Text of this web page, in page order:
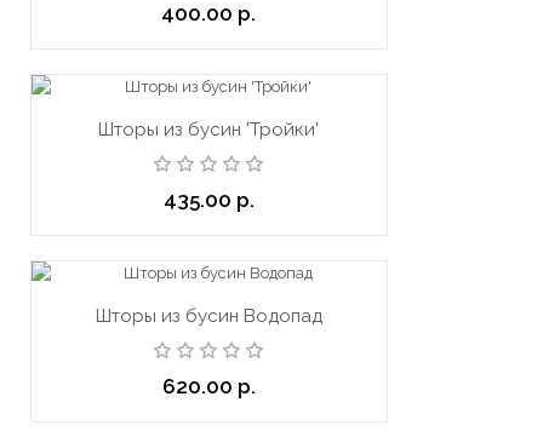
400.00 р.
Шторы из бусин 'Тройки'
435.00 р.
Шторы из бусин Водопад
620.00 р.